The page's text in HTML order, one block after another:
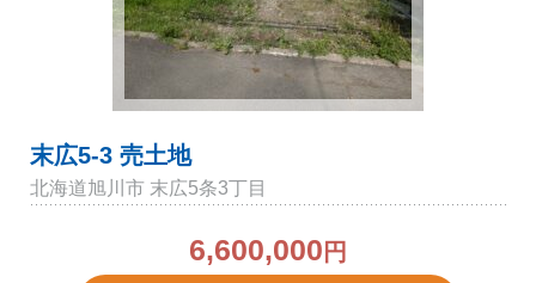
末広5-3 売土地
北海道旭川市 末広5条3丁目
6,600,000 円